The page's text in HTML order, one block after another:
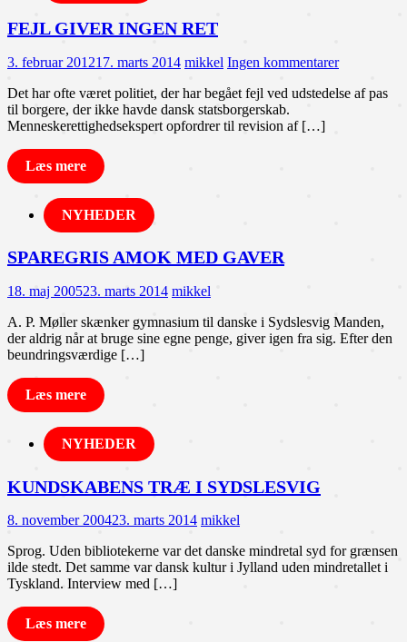
FEJL GIVER INGEN RET
3. februar 201217. marts 2014 mikkel Ingen kommentarer
Det har ofte været politiet, der har begået fejl ved udstedelse af pas
til borgere, der ikke havde dansk statsborgerskab.
Menneskerettighedsekspert opfordrer til revision af […]
Læs mere
NYHEDER
SPAREGRIS AMOK MED GAVER
18. maj 200523. marts 2014 mikkel
A. P. Møller skænker gymnasium til danske i Sydslesvig Manden,
der aldrig når at bruge sine egne penge, giver igen fra sig. Efter den
beundringsværdige […]
Læs mere
NYHEDER
KUNDSKABENS TRÆ I SYDSLESVIG
8. november 200423. marts 2014 mikkel
Sprog. Uden bibliotekerne var det danske mindretal syd for grænsen
ilde stedt. Det samme var dansk kultur i Jylland uden mindretallet i
Tyskland. Interview med […]
Læs mere